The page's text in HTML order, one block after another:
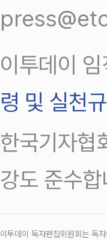
이투데이
령 및 실천
한국기자협
강도 준수
이투데이 독자편집위원회는 독